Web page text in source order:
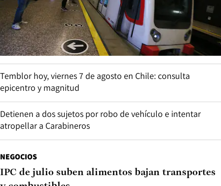
Temblor hoy, viernes 7 de agosto en Chile: consulta
epicentro y magnitud
Detienen a dos sujetos por robo de vehículo e intentar
atropellar a Carabineros
NEGOCIOS
IPC de julio suben alimentos bajan transportes